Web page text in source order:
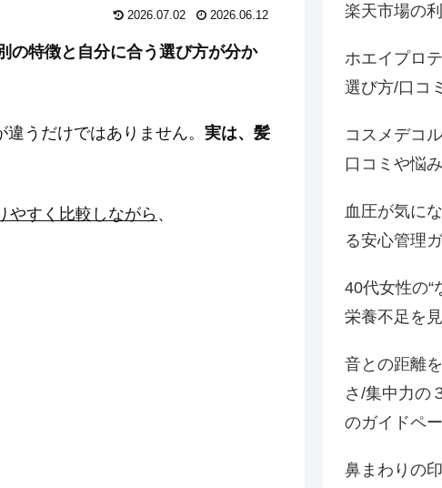
2026.07.02 2026.06.12
の特徴と自分に合う選び方が分か
うだけではありません。 実は、髪
やすく比較しながら 、
楽天市場の
ホエイプロ
選び方/口コ
コスメデコ
口コミや悩
血圧が気に
る安心管理
40代女性の“
栄養不足を
音との距離
さ/集中力の
のガイドペー
鼻まわりの